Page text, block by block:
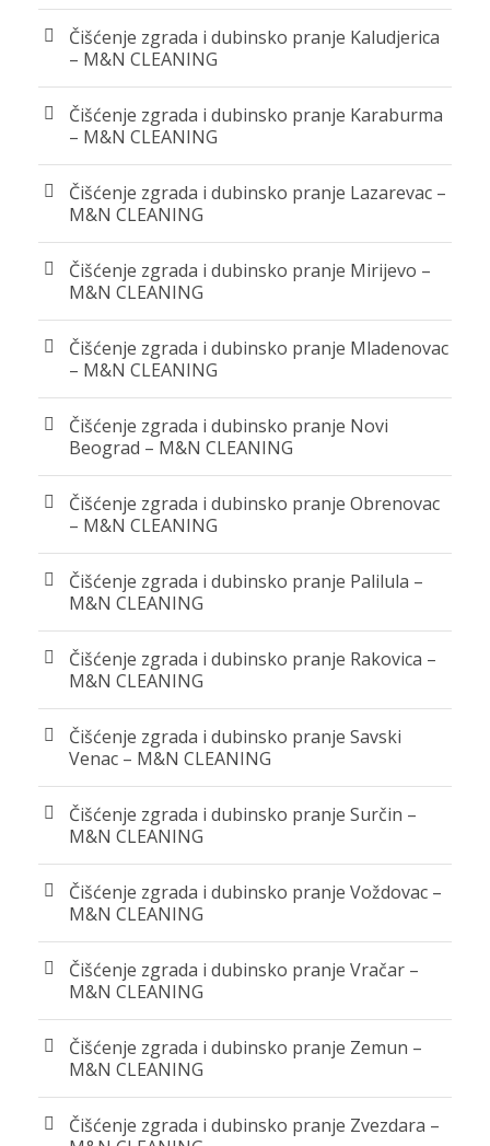
Čišćenje zgrada i dubinsko pranje Kaludjerica
– M&N CLEANING
Čišćenje zgrada i dubinsko pranje Karaburma
– M&N CLEANING
Čišćenje zgrada i dubinsko pranje Lazarevac –
M&N CLEANING
Čišćenje zgrada i dubinsko pranje Mirijevo –
M&N CLEANING
Čišćenje zgrada i dubinsko pranje Mladenovac
– M&N CLEANING
Čišćenje zgrada i dubinsko pranje Novi
Beograd – M&N CLEANING
Čišćenje zgrada i dubinsko pranje Obrenovac
– M&N CLEANING
Čišćenje zgrada i dubinsko pranje Palilula –
M&N CLEANING
Čišćenje zgrada i dubinsko pranje Rakovica –
M&N CLEANING
Čišćenje zgrada i dubinsko pranje Savski
Venac – M&N CLEANING
Čišćenje zgrada i dubinsko pranje Surčin –
M&N CLEANING
Čišćenje zgrada i dubinsko pranje Voždovac –
M&N CLEANING
Čišćenje zgrada i dubinsko pranje Vračar –
M&N CLEANING
Čišćenje zgrada i dubinsko pranje Zemun –
M&N CLEANING
Čišćenje zgrada i dubinsko pranje Zvezdara –